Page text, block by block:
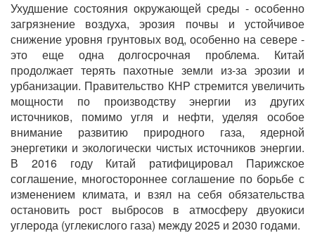
Ухудшение состояния окружающей среды - особенно
загрязнение воздуха, эрозия почвы и устойчивое
снижение уровня грунтовых вод, особенно на севере -
это еще одна долгосрочная проблема. Китай
продолжает терять пахотные земли из-за эрозии и
урбанизации. Правительство КНР стремится увеличить
мощности по производству энергии из других
источников, помимо угля и нефти, уделяя особое
внимание развитию природного газа, ядерной
энергетики и экологически чистых источников энергии.
В 2016 году Китай ратифицировал Парижское
соглашение, многостороннее соглашение по борьбе с
изменением климата, и взял на себя обязательства
остановить рост выбросов в атмосферу двуокиси
углерода (углекислого газа) между 2025 и 2030 годами.